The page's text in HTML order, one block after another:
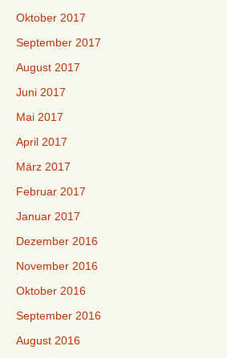
Oktober 2017
September 2017
August 2017
Juni 2017
Mai 2017
April 2017
März 2017
Februar 2017
Januar 2017
Dezember 2016
November 2016
Oktober 2016
September 2016
August 2016